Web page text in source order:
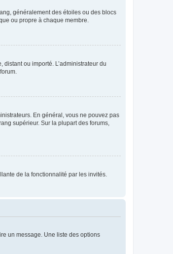
généralement des étoiles ou des blocs
ou propre à chaque membre.
distant ou importé. L’administrateur du
En général, vous ne pouvez pas
supérieur. Sur la plupart des forums,
de la fonctionnalité par les invités.
un message. Une liste des options